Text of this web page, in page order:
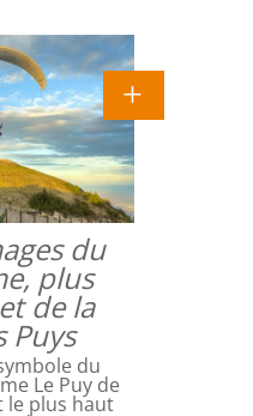
du
plus
de la
Puys
du
Le Puy de
le plus haut